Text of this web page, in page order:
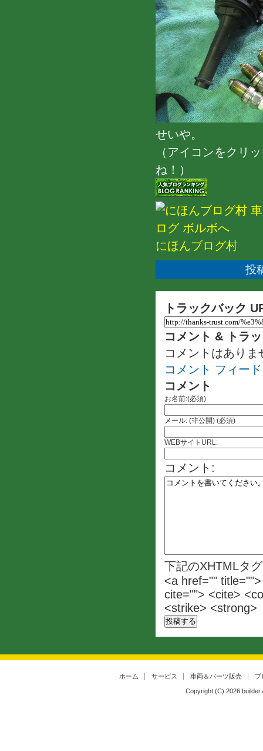
せいや。
（アイコンをクリ
ね！）
にほんブログ村
投
トラックバック
コメント & トラ
コメントはありま
コメント フィード
コメント
お名前:(必須)
メール: (非公開) (必須)
WEBサイトURL:
コメント:
下記のXHTMLタ
<a href=""
cite=""> <cite>
<strike> <strong>
ホーム サービス 車両＆パーツ販売 ブ
Copyright (C) 2026 builder